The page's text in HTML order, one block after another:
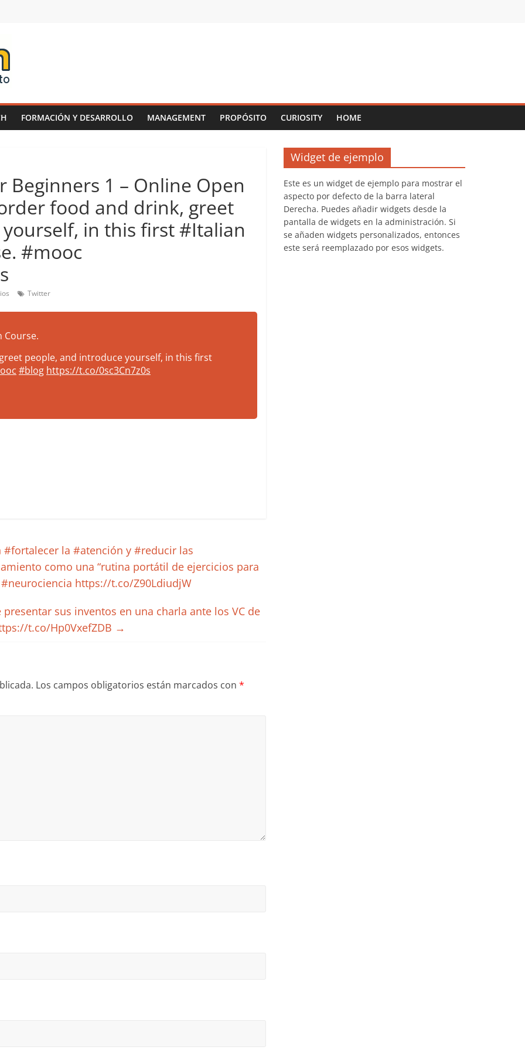
FORMACIÓN Y DESARROLLO MANAGEMENT PROPÓSITO CURIOSITY HOME
Beginners 1 – Online Open
food and drink, greet
in this first #Italian
#mooc
Twitter
Course.
people, and introduce yourself, in this first
#blog https://t.co/0sc3Cn7z0s
#fortalecer la #atención y #reducir las
como una “rutina portátil de ejercicios para
https://t.co/Z90LdiudjW
sus inventos en una charla ante los VC de
t.co/Hp0VxefZDB →
Los campos obligatorios están marcados con *
Widget de ejemplo
Este es un widget de ejemplo para mostrar el
aspecto por defecto de la barra lateral
Derecha. Puedes añadir widgets desde la
pantalla de widgets en la administración. Si
se añaden widgets personalizados, entonces
este será reemplazado por esos widgets.